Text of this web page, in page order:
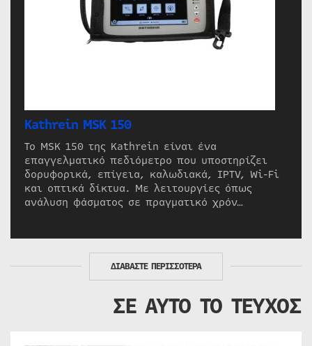
Kathrein MSK 150
Το MSK 150 της Kathrein είναι ένα
επαγγελματικό πεδιόμετρο που υποστηρίζει
δορυφορικά, επίγεια, καλωδιακά, IPTV, Wi-Fi
και οπτικά δίκτυα. Με λειτουργίες όπως
ανάλυση φάσματος σε πραγματικό χρόν…
ΔΙΑΒΑΣΤΕ ΠΕΡΙΣΣΟΤΕΡΑ
ΣΕ ΑΥΤΟ ΤΟ ΤΕΥΧΟΣ